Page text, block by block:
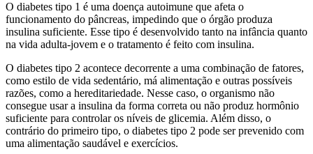
O diabetes tipo 1 é uma doença autoimune que afeta o
funcionamento do pâncreas, impedindo que o órgão produza
insulina suficiente. Esse tipo é desenvolvido tanto na infância quanto
na vida adulta-jovem e o tratamento é feito com insulina.
O diabetes tipo 2 acontece decorrente a uma combinação de fatores,
como estilo de vida sedentário, má alimentação e outras possíveis
razões, como a hereditariedade. Nesse caso, o organismo não
consegue usar a insulina da forma correta ou não produz hormônio
suficiente para controlar os níveis de glicemia. Além disso, o
contrário do primeiro tipo, o diabetes tipo 2 pode ser prevenido com
uma alimentação saudável e exercícios.